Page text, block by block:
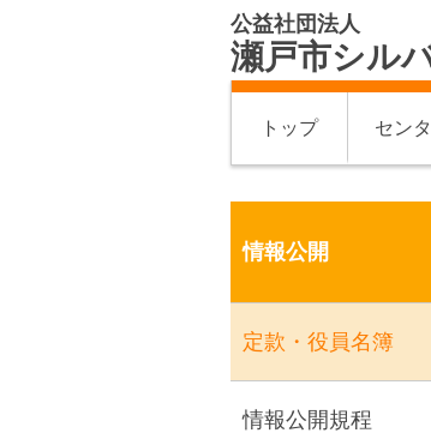
公益社団法人
瀬戸市シル
トップ セン
情報公開
定款・役員名簿
情報公開規程